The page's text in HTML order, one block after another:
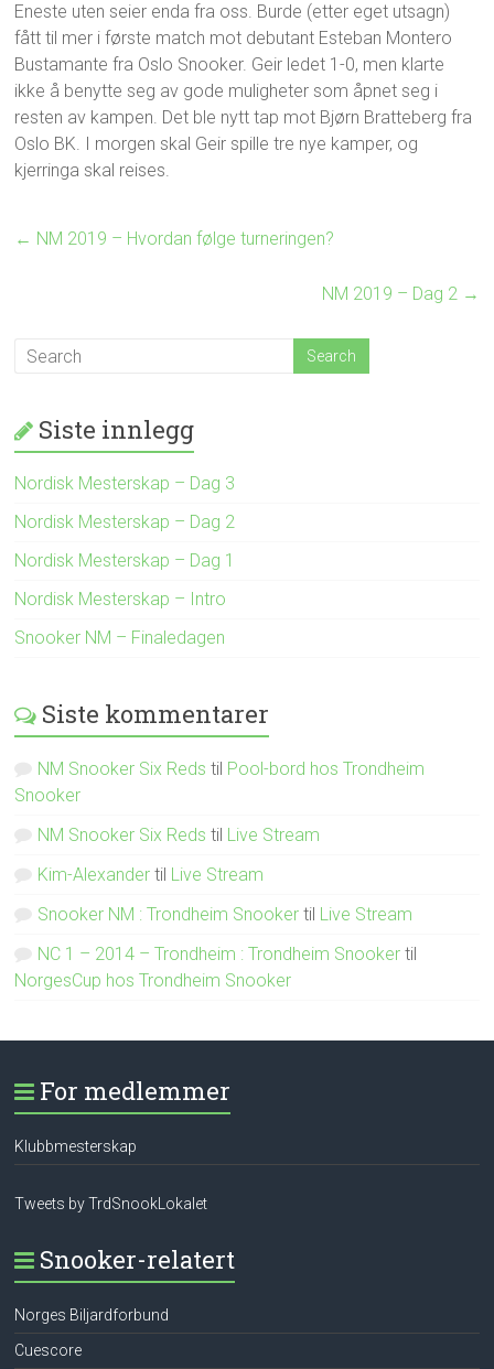
Eneste uten seier enda fra oss. Burde (etter eget utsagn)
fått til mer i første match mot debutant Esteban Montero
Bustamante fra Oslo Snooker. Geir ledet 1-0, men klarte
ikke å benytte seg av gode muligheter som åpnet seg i
resten av kampen. Det ble nytt tap mot Bjørn Bratteberg fra
Oslo BK. I morgen skal Geir spille tre nye kamper, og
kjerringa skal reises.
← NM 2019 – Hvordan følge turneringen?
NM 2019 – Dag 2 →
Siste innlegg
Nordisk Mesterskap – Dag 3
Nordisk Mesterskap – Dag 2
Nordisk Mesterskap – Dag 1
Nordisk Mesterskap – Intro
Snooker NM – Finaledagen
Siste kommentarer
NM Snooker Six Reds til Pool-bord hos Trondheim
Snooker
NM Snooker Six Reds til Live Stream
Kim-Alexander til Live Stream
Snooker NM : Trondheim Snooker til Live Stream
NC 1 – 2014 – Trondheim : Trondheim Snooker til
NorgesCup hos Trondheim Snooker
For medlemmer
Klubbmesterskap
Tweets by TrdSnookLokalet
Snooker-relatert
Norges Biljardforbund
Cuescore